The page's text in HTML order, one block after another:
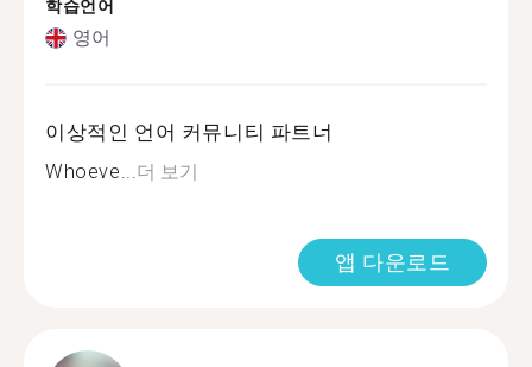
학습언어
영어
이상적인 언어 커뮤니티 파트너
Whoeve...더 보기
앱 다운로드